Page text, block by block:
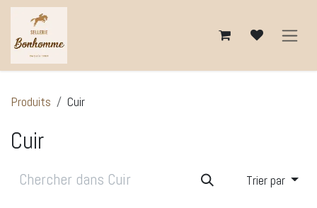
Se rendre au contenu
Produits Cuir
Cuir
Trier par